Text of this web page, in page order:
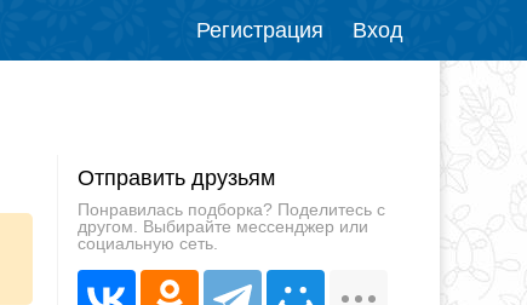
Регистрация Вход
Отправить друзьям
Понравилась подборка? Поделитесь с
другом. Выбирайте мессенджер или
социальную сеть.